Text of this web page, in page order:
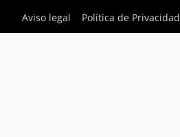
Aviso legal
Política de Privacidad